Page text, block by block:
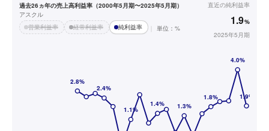
過去26ヵ年の売上高利益率（2000年5月期〜2025年5月期）
アスクル
営業利益率
経常利益率 純利益率 単位：%
直近の純利益率
1.9%
2025年5月期